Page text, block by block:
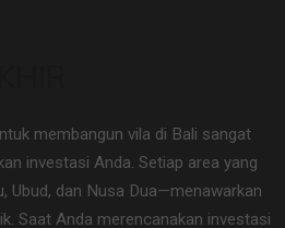
membangun vila di Bali sangat
investasi Anda. Setiap area yang
Ubud, dan Nusa Dua—menawarkan
Saat Anda merencanakan investasi